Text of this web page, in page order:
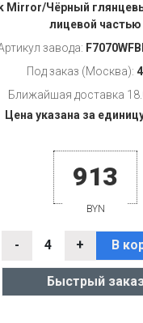
Mirror/Чёрный
лицевой частью
завода:
Под заказ (Москва):
Ближайшая доставка
Цена указана за
913
BYN
- 4 + В
Быстрый